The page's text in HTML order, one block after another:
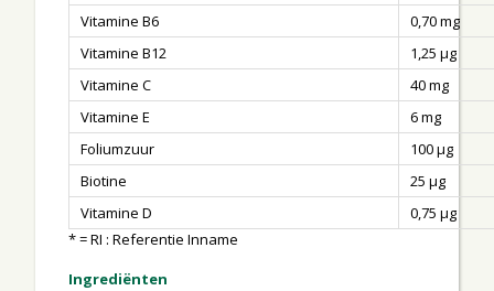
Vitamine B6
0,70 mg
Vitamine B12
1,25 µg
Vitamine C
40 mg
Vitamine E
6 mg
Foliumzuur
100 µg
Biotine
25 µg
Vitamine D
0,75 µg
* = RI : Referentie Inname
Ingrediënten